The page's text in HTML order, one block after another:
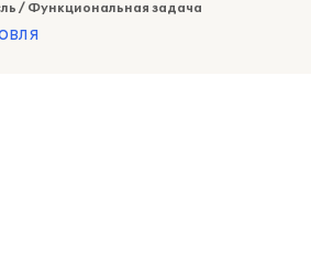
/ Функциональная задача